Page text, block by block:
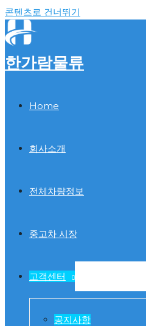
콘텐츠로 건너뛰기
한가람물류
Home
회사소개
전체차량정보
중고차 시장
고객센터
공지사항